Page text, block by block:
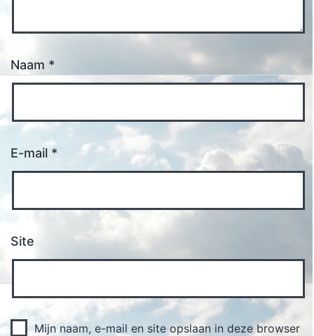
Naam *
E-mail *
Site
Mijn naam, e-mail en site opslaan in deze browser